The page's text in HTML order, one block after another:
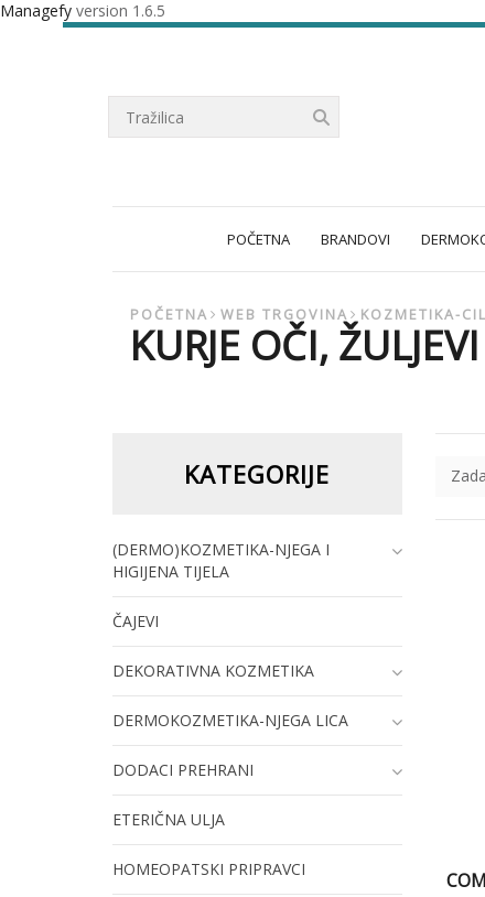
Managefy version 1.6.5
POČETNA BRANDOVI
POČETNA WEB TRGOVINA KOZMETIKA-
KURJE OČI, ŽULJEVI
KATEGORIJE
(DERMO)KOZMETIKA-NJEGA I
HIGIJENA TIJELA
ČAJEVI
DEKORATIVNA KOZMETIKA
DERMOKOZMETIKA-NJEGA LICA
DODACI PREHRANI
ETERIČNA ULJA
HOMEOPATSKI PRIPRAVCI